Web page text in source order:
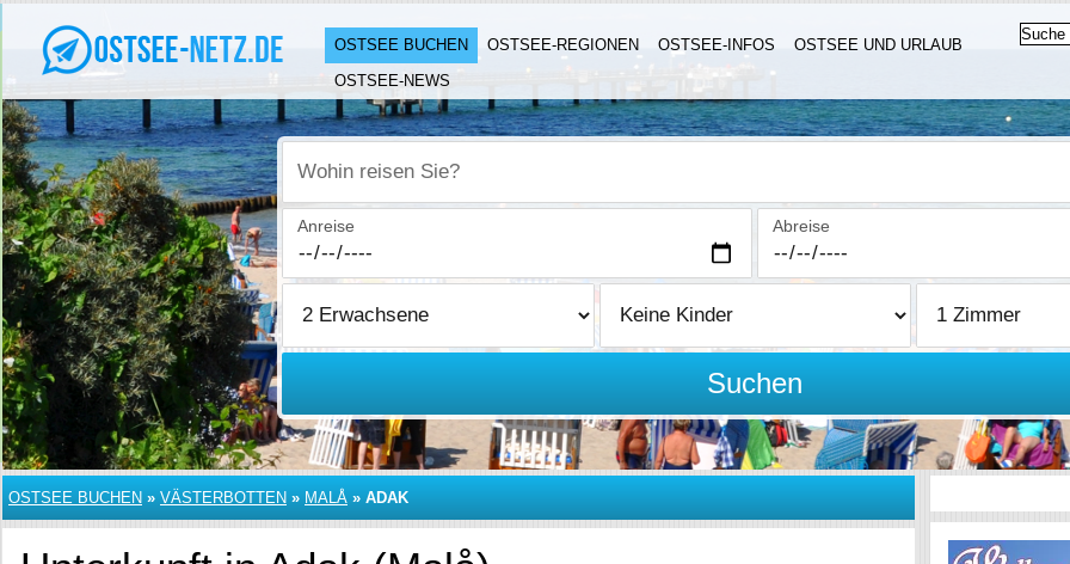
OSTSEE BUCHEN OSTSEE-REGIONEN OSTSEE-INFOS
OSTSEE UND URLAUB
OSTSEE-NEWS
Wohin reisen Sie?
Anreise Abreise
Suchen
OSTSEE BUCHEN » VÄSTERBOTTEN » MALÅ » ADAK